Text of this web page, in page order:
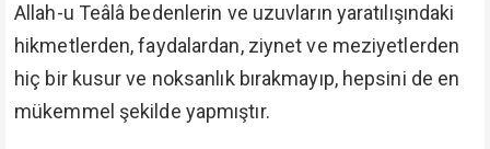
Allah-u Teâlâ bedenlerin ve uzuvların yaratılışındaki
hikmetlerden, faydalardan, ziynet ve meziyetlerden
hiç bir kusur ve noksanlık bırakmayıp, hepsini de en
mükemmel şekilde yapmıştır.